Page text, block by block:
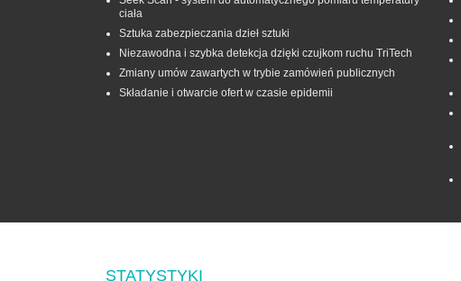
ciała
Sztuka zabezpieczania dzieł sztuki
Niezawodna i szybka detekcja dzięki czujkom ruchu TriTech
Zmiany umów zawartych w trybie zamówień publicznych
Składanie i otwarcie ofert w czasie epidemii
STATYSTYKI